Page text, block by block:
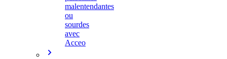
malentendantes
ou
sourdes
avec
Acceo